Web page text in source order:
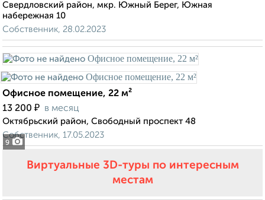
Свердловский район, мкр. Южный Берег, Южная
набережная 10
Собственник, 28.02.2023
9
Офисное помещение, 22 м²
13 200 ₽ в месяц
Октябрьский район, Свободный проспект 48
Собственник, 17.05.2023
Виртуальные 3D-туры по интересным
местам